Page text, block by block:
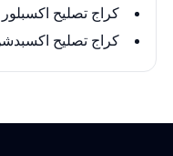
كراج تصليح اكسبلور
كراج تصليح